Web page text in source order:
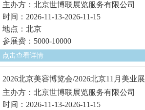
主办方：北京世博联展览服务有限公司
时间：2026-11-13-2026-11-15
地点：北京
参展费：5000-10000
点击查看详情
2026北京美容博览会/2026北京11月美业展
主办方：北京世博联展览服务有限公司
时间：2026-11-13-2026-11-15